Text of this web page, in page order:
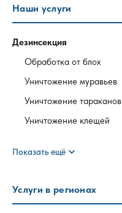
Наши услуги
Дезинсекция
Обработка от блох
Уничтожение муравьев
Уничтожение тараканов
Уничтожение клещей
Показать ещё expand_more
Услуги в регионах